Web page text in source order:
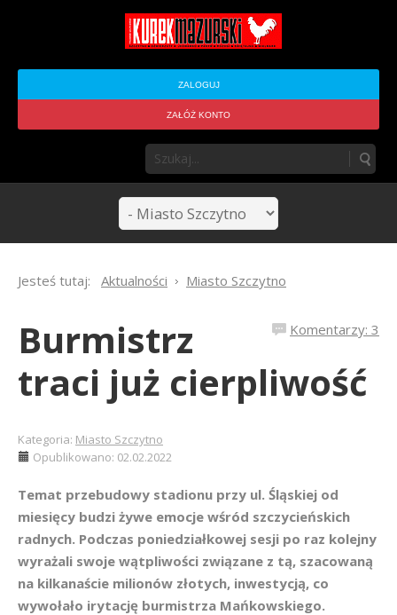
ZALOGUJ
ZAŁÓŻ KONTO
Jesteś tutaj: Aktualności Miasto Szczytno
Komentarzy: 3
Burmistrz
traci już cierpliwość
Kategoria: Miasto Szczytno
Opublikowano: 02.02.2022
Temat przebudowy stadionu przy ul. Śląskiej od
miesięcy budzi żywe emocje wśród szczycieńskich
radnych. Podczas poniedziałkowej sesji po raz kolejny
wyrażali swoje wątpliwości związane z tą, szacowaną
na kilkanaście milionów złotych, inwestycją, co
wywołało irytację burmistrza Mańkowskiego.